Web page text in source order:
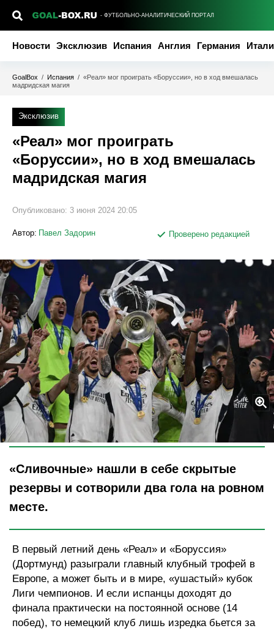
- ФУТБОЛЬНО-АНАЛИТИЧЕСКИЙ ПОРТАЛ
Новости Эксклюзив Испания Англия Германия
GoalBox / Испания / «Реал» мог проиграть «Боруссии», но в ход вмешалась
мадридская магия
Эксклюзив
«Реал» мог проиграть
«Боруссии», но в ход вмешалась
мадридская магия
Опубликовано: 3 июня 2024 20:05
Автор: Павел Задорин Проверено редакцией
Legion-Media
«Сливочные» нашли в себе скрытые
резервы и сотворили два гола на ровном
месте.
В первый летний день «Реал» и «Боруссия»
(Дортмунд) разыграли главный клубный трофей в
Европе, а может быть и в мире, «ушастый» кубок
Лиги чемпионов. И если испанцы доходят до
финала практически на постоянной основе (14
побед), то немецкий клуб лишь изредка бьется за